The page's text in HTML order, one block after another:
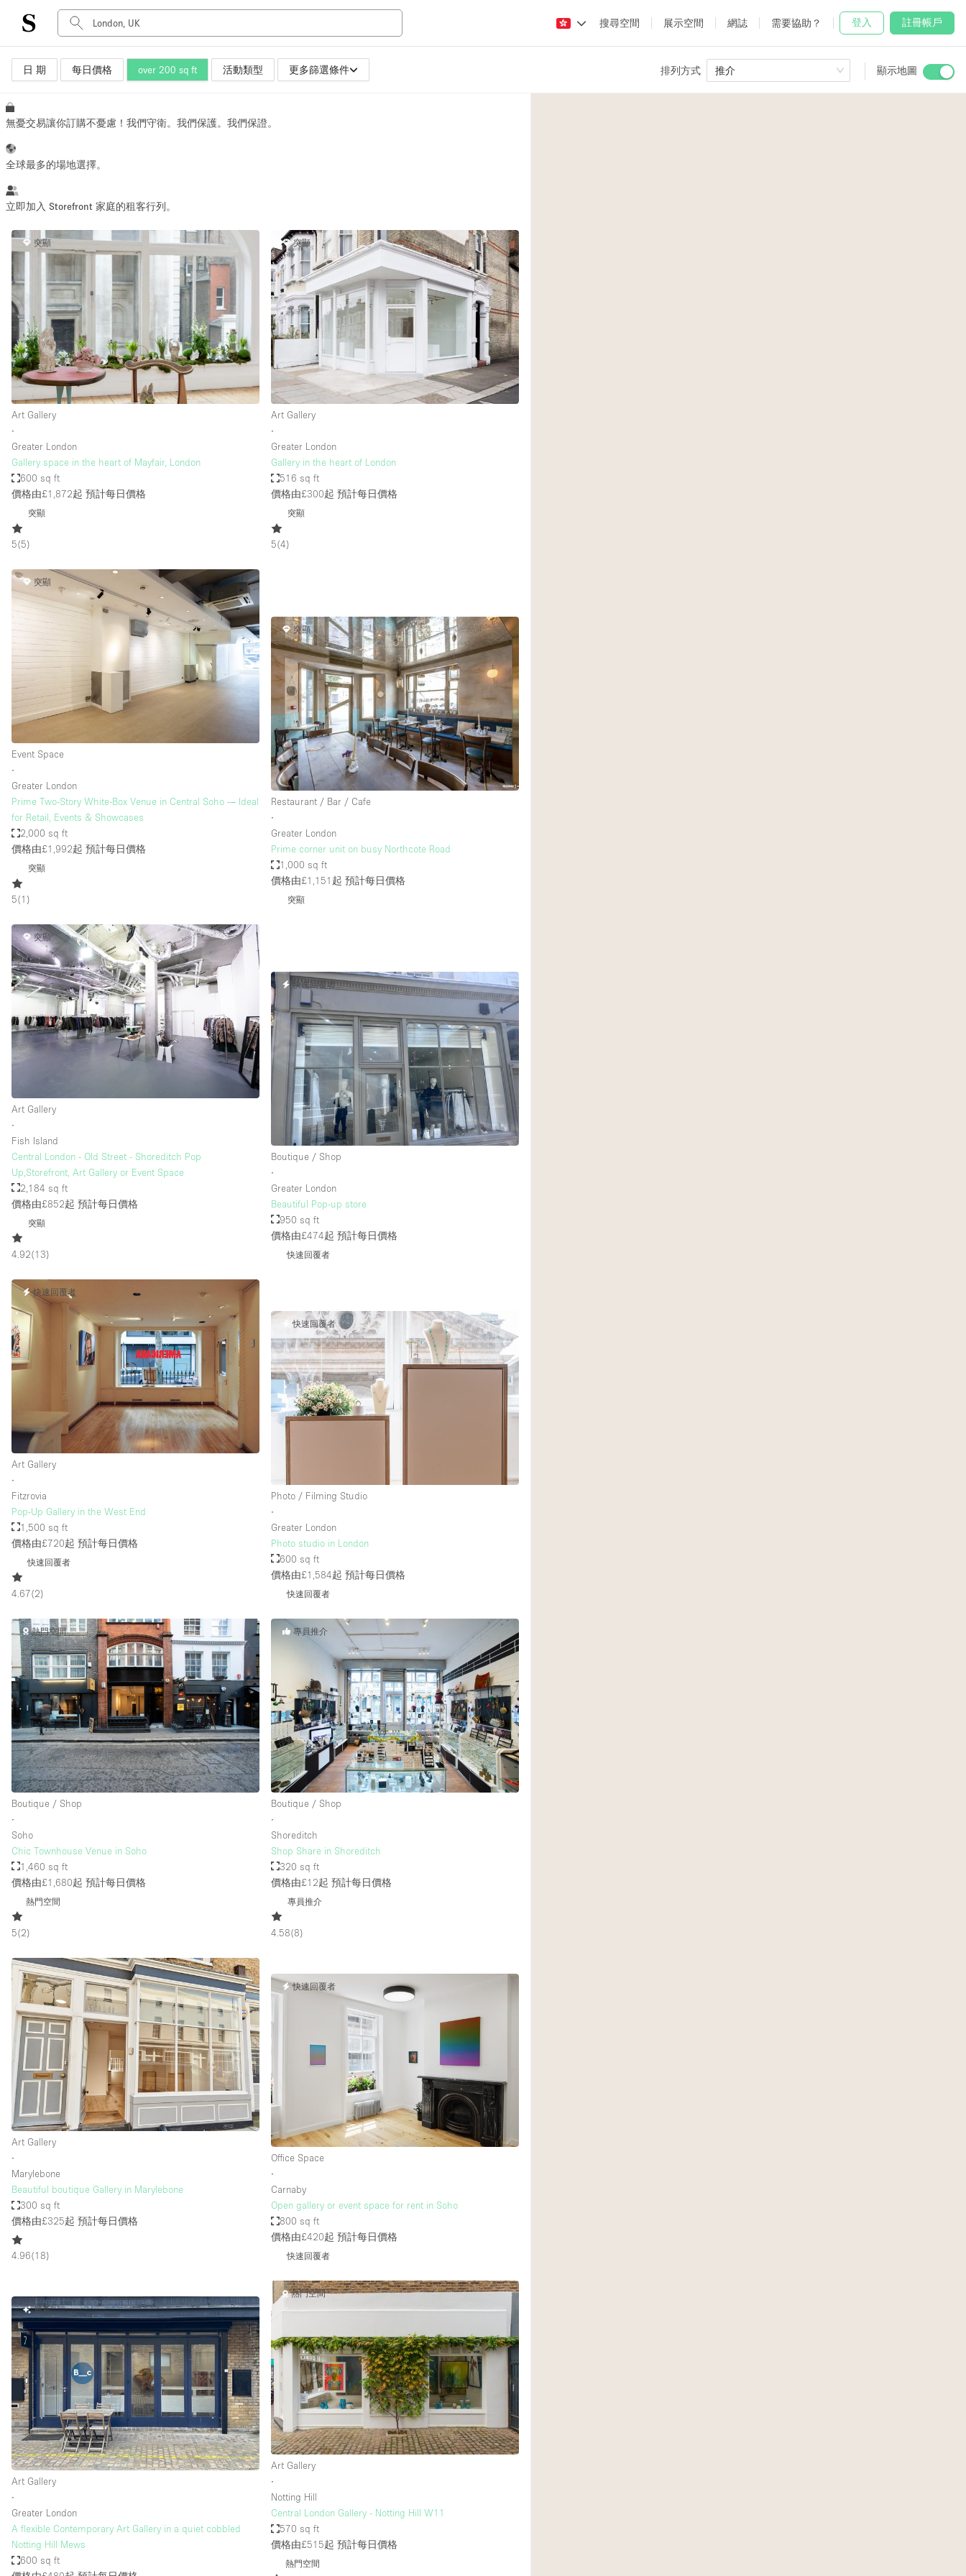
搜尋空間 展示空間 網誌 需要協助？ 登入 註冊帳戶
日 期 每日價格 over 200 sq ft 活動類型 更多篩選條件 排列方式 推介 顯示地圖
空間種類 Advertisement Space
Boat
Event Space
Meeting Space
Restaurant / Bar / Cafe
Salon
Stall / Market Stall
Unique Space
Air Conditioning
Fitting Rooms
Garden
Ground Floor
Haussmann Style
Industrial
Raw
Toilets
Whitebox / Minimal
樓層 / 入口 地下室
地面
露台
無憂交易讓你訂購不憂慮！我們守衛。我們保護。我們保證。
全球最多的場地選擇。
立即加入 Storefront 家庭的租客行列。
突顯
Art Gallery
∙
Greater London
Gallery space in the heart of Mayfair, London
600 sq ft
價格由£1,872起 預計每日價格
突顯
5(5)
突顯
Art Gallery
∙
Greater London
Gallery in the heart of London
516 sq ft
價格由£300起 預計每日價格
突顯
5(4)
突顯
Event Space
∙
Greater London
Prime Two-Story White-Box Venue in Central Soho — Ideal
for Retail, Events & Showcases
2,000 sq ft
價格由£1,992起 預計每日價格
突顯
5(1 )
突顯
Restaurant / Bar / Cafe
∙
Greater London
Prime corner unit on busy Northcote Road
1,000 sq ft
價格由£1,151起 預計每日價格
突顯
突顯
Art Gallery
∙
Fish Island
Central London - Old Street - Shoreditch Pop
Up,Storefront, Art Gallery or Event Space
2,184 sq ft
價格由£852起 預計每日價格
突顯
4.92(13)
快速回覆者
Boutique / Shop
∙
Greater London
Beautiful Pop-up store
950 sq ft
價格由£474起 預計每日價格
快速回覆者
快速回覆者
Art Gallery
∙
Fitzrovia
Pop-Up Gallery in the West End
1,500 sq ft
價格由£720起 預計每日價格
快速回覆者
4.67(2)
快速回覆者
Photo / Filming Studio
∙
Greater London
Photo studio in London
600 sq ft
價格由£1,584起 預計每日價格
快速回覆者
熱門空間
Boutique / Shop
∙
Soho
Chic Townhouse Venue in Soho
1,460 sq ft
價格由£1,680起 預計每日價格
熱門空間
5(2)
專員推介
Boutique / Shop
∙
Shoreditch
Shop Share in Shoreditch
320 sq ft
價格由£12起 預計每日價格
專員推介
4.58(8)
Art Gallery
∙
Marylebone
Beautiful boutique Gallery in Marylebone
300 sq ft
價格由£325起 預計每日價格
4.96(18)
快速回覆者
Office Space
∙
Carnaby
Open gallery or event space for rent in Soho
800 sq ft
價格由£420起 預計每日價格
快速回覆者
最新
Art Gallery
∙
Greater London
A flexible Contemporary Art Gallery in a quiet cobbled
Notting Hill Mews
600 sq ft
熱門空間
Art Gallery
∙
Notting Hill
Central London Gallery - Notting Hill W11
570 sq ft
價格由£515起 預計每日價格
熱門空間